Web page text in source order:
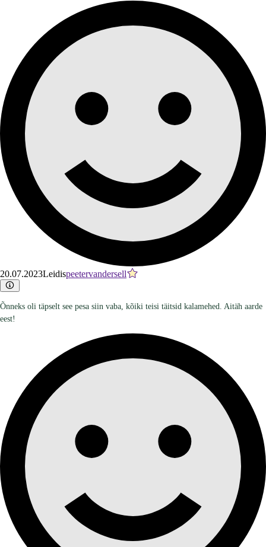
20.07.2023Leidispeetervandersell
Õnneks oli täpselt see pesa siin vaba, kõiki teisi täitsid kalamehed. Aitäh aarde
eest!